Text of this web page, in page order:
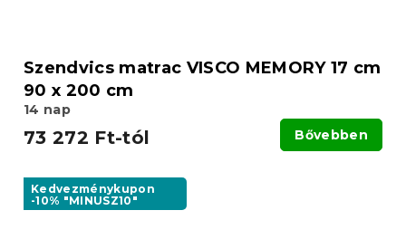
Szendvics matrac VISCO MEMORY 17 cm
90 x 200 cm
14 nap
73 272 Ft-tól Bővebben
Kedvezménykupon
-10% "MINUSZ10"